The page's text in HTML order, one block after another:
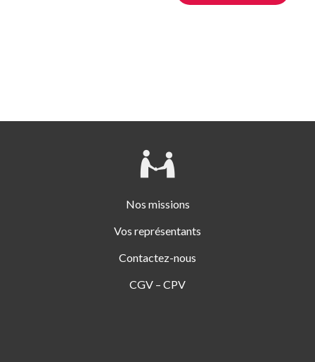
Nos missions
Vos représentants
Contactez-nous
CGV – CPV